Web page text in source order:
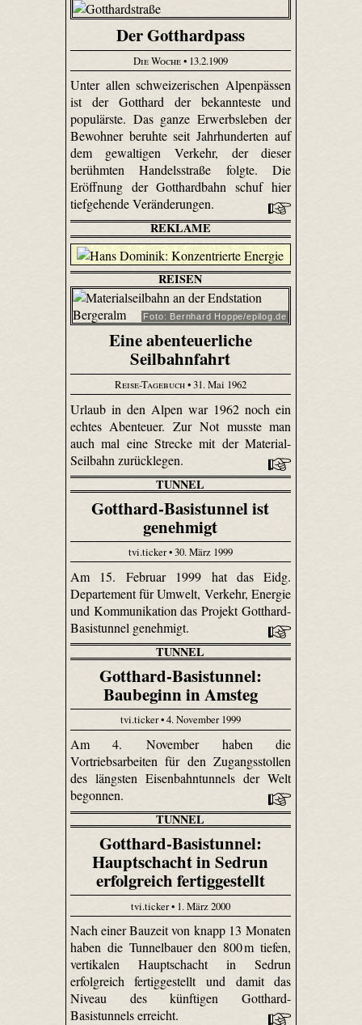
Der Gotthardpass
Die Woche• 13.2.1909
Unter allen schweizerischen Alpenpässen
ist der Gotthard der bekannteste und
populärste. Das ganze Erwerbsleben der
Bewohner beruhte seit Jahrhunderten auf
dem gewaltigen Verkehr, der dieser
berühmten Handelsstraße folgte. Die
Eröffnung der Gotthardbahn schuf hier
tiefgehende Veränderungen.
REKLAME
REISEN
Foto: Bernhard Hoppe/epilog.de
Eine abenteuerliche
Seilbahnfahrt
Reise-Tagebuch• 31. Mai 1962
Urlaub in den Alpen war 1962 noch ein
echtes Abenteuer. Zur Not musste man
auch mal eine Strecke mit der Material-
Seilbahn zurücklegen.
TUNNEL
Gotthard-Basistunnel ist
genehmigt
tvi.ticker • 30. März 1999
Am 15. Februar 1999 hat das Eidg.
Departement für Umwelt, Verkehr, Energie
und Kommunikation das Projekt Gotthard-
Basistunnel genehmigt.
TUNNEL
Gotthard-Basistunnel:
Baubeginn in Amsteg
tvi.ticker • 4. November 1999
Am 4. November haben die
Vortriebsarbeiten für den Zugangsstollen
des längsten Eisenbahntunnels der Welt
begonnen.
TUNNEL
Gotthard-Basistunnel:
Hauptschacht in Sedrun
erfolgreich fertiggestellt
tvi.ticker • 1. März 2000
Nach einer Bauzeit von knapp 13 Monaten
haben die Tunnelbauer den 800 m tiefen,
vertikalen Hauptschacht in Sedrun
erfolgreich fertiggestellt und damit das
Niveau des künftigen Gotthard-
Basistunnels erreicht.